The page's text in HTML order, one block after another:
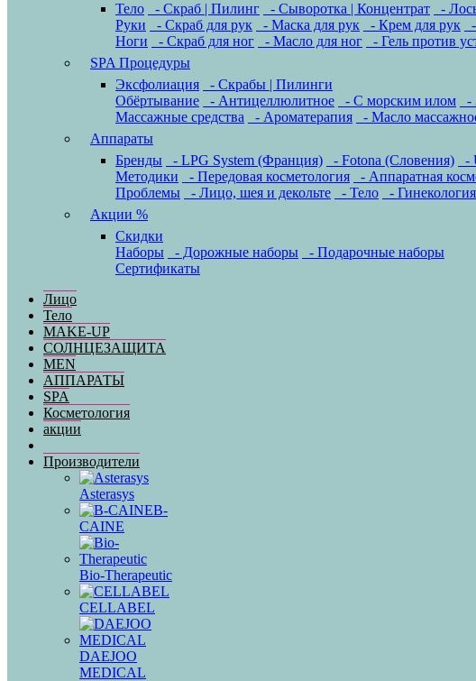
Тело
- Скраб | Пилинг - Сыворотка | Концентрат -
Руки
- Скраб для рук - Маска для рук - Крем для рук
Ноги
- Скраб для ног - Масло для ног - Гель против
SPA Процедуры
Эксфолиация
- Скрабы | Пилинги
Обёртывание
- Антицеллюлитное - С морским илом -
Массажные средства
- Ароматерапия - Масло
Аппараты
Бренды
- LPG System (Франция) - Fotona (Словения) -
Методики
- Передовая косметология - Аппаратная
Проблемы
- Лицо, шея и декольте - Тело
- Гинекология
Акции %
Скидки
Наборы
- Дорожные наборы
- Подарочные наборы
Сертификаты
Лицо
Тело
MAKE-UP
СОЛНЦЕЗАЩИТА
MEN
АППАРАТЫ
SPA
Косметология
акции
Производители
Asterasys
B-
CAINE
Bio-Therapeutic
CELLABEL
DAEJOO
MEDICAL